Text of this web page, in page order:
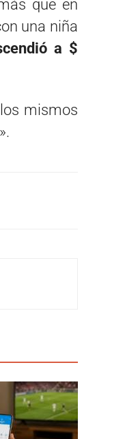
que en
una niña
a $
mismos